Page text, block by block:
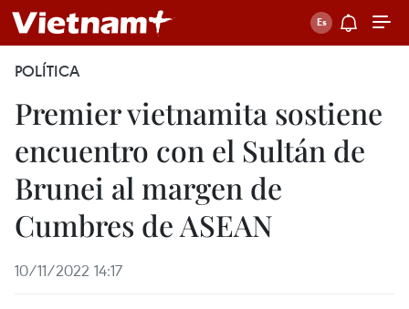
POLÍTICA
Premier vietnamita sostiene
encuentro con el Sultán de
Brunei al margen de
Cumbres de ASEAN
10/11/2022 14:17